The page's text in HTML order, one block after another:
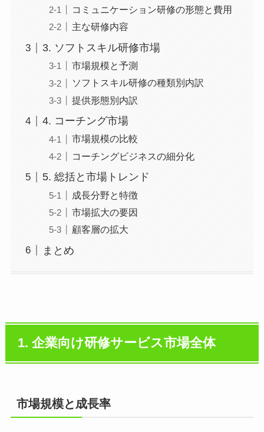
コミュニケーション研修の形態と費用
主な研修内容
3. ソフトスキル研修市場
市場規模と予測
ソフトスキル研修の種類別内訳
提供形態別内訳
4. コーチング市場
市場規模の比較
コーチングビジネスの細分化
5. 総括と市場トレンド
成長分野と特徴
市場拡大の要因
顧客層の拡大
まとめ
1. 企業向け研修サービス市場全体
市場規模と成長率